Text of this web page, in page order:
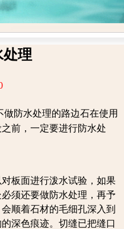
理
防水处理的路边石在使用
前，一定要进行防水处
板面进行泼水试验，如果
须还要做防水处理，再予
顺着石材的毛细孔深入到
深色痕迹。切缝已把缝口